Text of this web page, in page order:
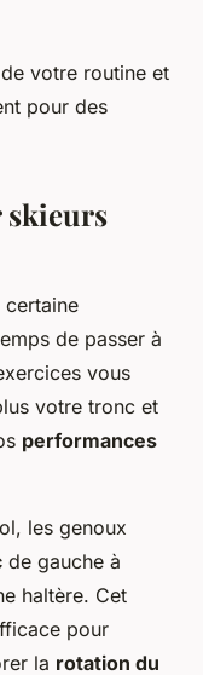
votre routine et
pour des
skieurs
certaine
de passer à
vous
votre tronc et
performances
les genoux
de gauche à
haltère. Cet
pour
la rotation du